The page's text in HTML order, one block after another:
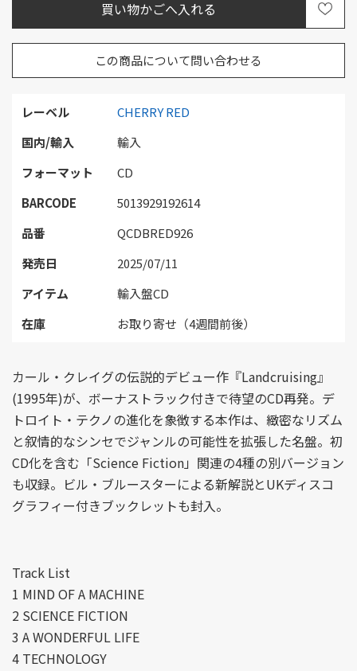
レーベル
CHERRY RED
国内/輸入
輸入
フォーマット
CD
BARCODE
5013929192614
品番
QCDBRED926
発売日
2025/07/11
アイテム
輸入盤CD
在庫
お取り寄せ（4週間前後）
この商品について問い合わせる
カール・クレイグの伝説的デビュー作『Landcruising』
(1995年)が、ボーナストラック付きで待望のCD再発。デ
トロイト・テクノの進化を象徴する本作は、緻密なリズム
と叙情的なシンセでジャンルの可能性を拡張した名盤。初
CD化を含む「Science Fiction」関連の4種の別バージョン
も収録。ビル・ブルースターによる新解説とUKディスコ
グラフィー付きブックレットも封入。
Track List
1 MIND OF A MACHINE
2 SCIENCE FICTION
3 A WONDERFUL LIFE
4 TECHNOLOGY